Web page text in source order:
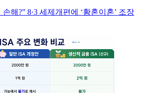
해?” 8·3 세제개편에 ‘황혼이혼’ 조장